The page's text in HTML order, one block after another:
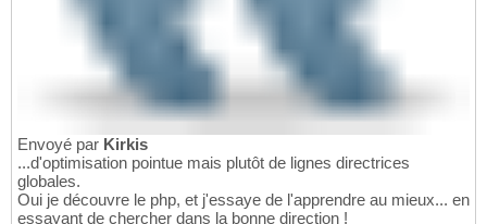
Envoyé par Kirkis
...d'optimisation pointue mais plutôt de lignes directrices
globales.
Oui je découvre le php, et j'essaye de l'apprendre au mieux... en
essayant de chercher dans la bonne direction !